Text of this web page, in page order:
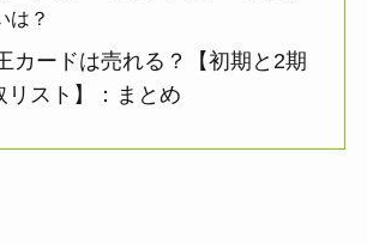
は？
カードは売れる？【初期と2期
リスト】：まとめ